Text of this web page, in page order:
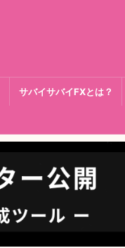
サバイサバイFXとは？